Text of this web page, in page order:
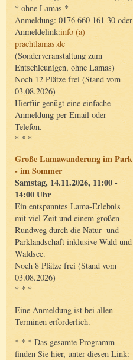
* ohne Lamas *
Anmeldung: 0176 660 161 30 oder
Anmeldelink:info (a)
prachtlamas.de
(Sonderveranstaltung zum
Entschleunigen, ohne Lamas)
Noch 12 Plätze frei (Stand vom
03.08.2026)
Hierfür genügt eine einfache
Anmeldung per Email oder
Telefon.
* * *
Große Lamawanderung im Park
- im Sommer
Samstag, 14.11.2026, 11:00 -
14:00 Uhr
Ein entspanntes Lama-Erlebnis
mit viel Zeit und einem großen
Rundweg durch die Natur- und
Parklandschaft inklusive Wald und
Waldsee.
Noch 8 Plätze frei (Stand vom
03.08.2026)
* * *
Eine Anmeldung ist bei allen
Terminen erforderlich.
* * * Das gesamte Programm
finden Sie hier, unter diesen Link: